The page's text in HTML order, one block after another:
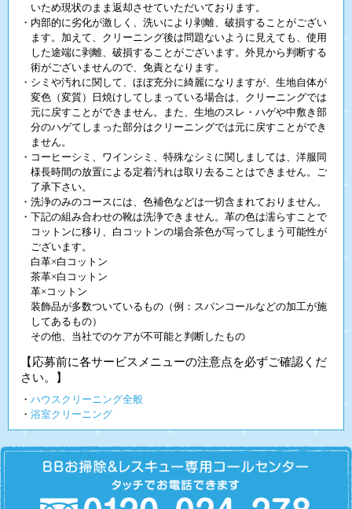
いため現状のまま返却させていただいております。
・内部的に劣化が激しく、洗いにより剥離、破損することがござい
ます。加えて、クリーニング後は問題ないように見えても、使用
した途端に剥離、破損することがございます。外見から判断する
術がございませんので、免責となります。
・シミや汚れに関して、ほぼ充分に綺麗になりますが、生地自体が
変色（変質）日焼けしてしまっている場合は、クリーニングでは
元に戻すことができません。また、生地のスレ・ハゲや中敷き部
分のハゲてしまった部分はクリーニングでは元に戻すことができ
ません。
・コーヒーシミ、ワインシミ、特殊なシミに関しましては、洋服同
様長時間の放置による定着汚れは取り去ることはできません。ご
了承下さい。
・洗浄のみのコースには、色補色などは一切含まれておりません。
・下記の組み合わせの靴は洗浄できません。革の色は濡らすことで
コットンに移り、白コットンの場合茶色が写ってしまう可能性が
ございます。
白革×白コットン
茶革×白コットン
革×コットン
装飾品が多数ついているもの（例：スパンコールなどの加工が施
してあるもの）
その他、当社でのケアが不可能と判断したもの
【応募前に各サービスメニューの注意点を必ずご確認くだ
さい。】
・ ハウスクリーニング全般
・ 浴室クリーニング